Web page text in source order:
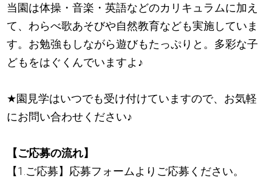
当園は体操・音楽・英語などのカリキュラムに加え
て、わらべ歌あそびや自然教育なども実施していま
す。お勉強もしながら遊びもたっぷりと。多彩な子
どもをはぐくんでいますよ ♪
★園見学はいつでも受け付けていますので、お気軽
にお問い合わせください♪
【ご応募の流れ】
【1.ご応募】応募フォームよりご応募ください。